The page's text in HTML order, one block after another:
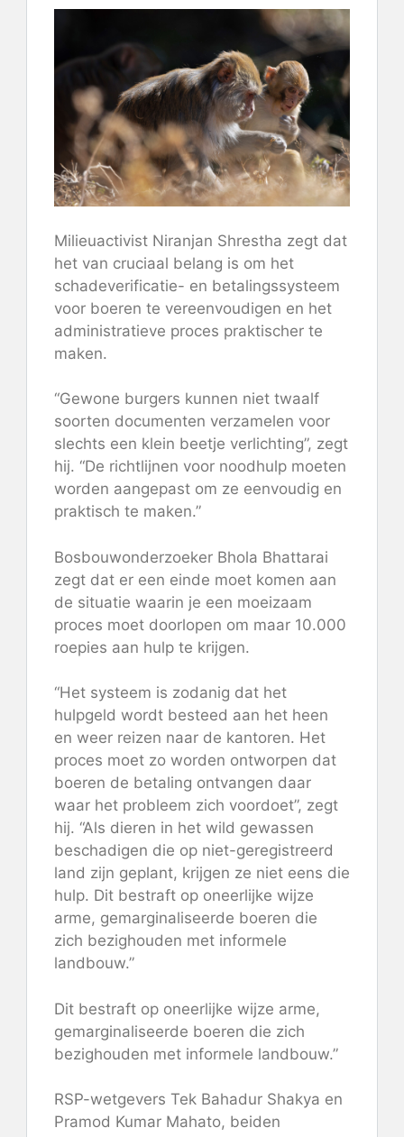
Milieuactivist Niranjan Shrestha zegt dat
het van cruciaal belang is om het
schadeverificatie- en betalingssysteem
voor boeren te vereenvoudigen en het
administratieve proces praktischer te
maken.
“Gewone burgers kunnen niet twaalf
soorten documenten verzamelen voor
slechts een klein beetje verlichting”, zegt
hij. “De richtlijnen voor noodhulp moeten
worden aangepast om ze eenvoudig en
praktisch te maken.”
Bosbouwonderzoeker Bhola Bhattarai
zegt dat er een einde moet komen aan
de situatie waarin je een moeizaam
proces moet doorlopen om maar 10.000
roepies aan hulp te krijgen.
“Het systeem is zodanig dat het
hulpgeld wordt besteed aan het heen
en weer reizen naar de kantoren. Het
proces moet zo worden ontworpen dat
boeren de betaling ontvangen daar
waar het probleem zich voordoet”, zegt
hij. “Als dieren in het wild gewassen
beschadigen die op niet-geregistreerd
land zijn geplant, krijgen ze niet eens die
hulp. Dit bestraft op oneerlijke wijze
arme, gemarginaliseerde boeren die
zich bezighouden met informele
landbouw.”
Dit bestraft op oneerlijke wijze arme,
gemarginaliseerde boeren die zich
bezighouden met informele landbouw.”
RSP-wetgevers Tek Bahadur Shakya en
Pramod Kumar Mahato, beiden